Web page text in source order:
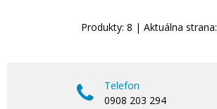
Produkty: 8 | Aktuálna strana:
Telefon
0908 203 294